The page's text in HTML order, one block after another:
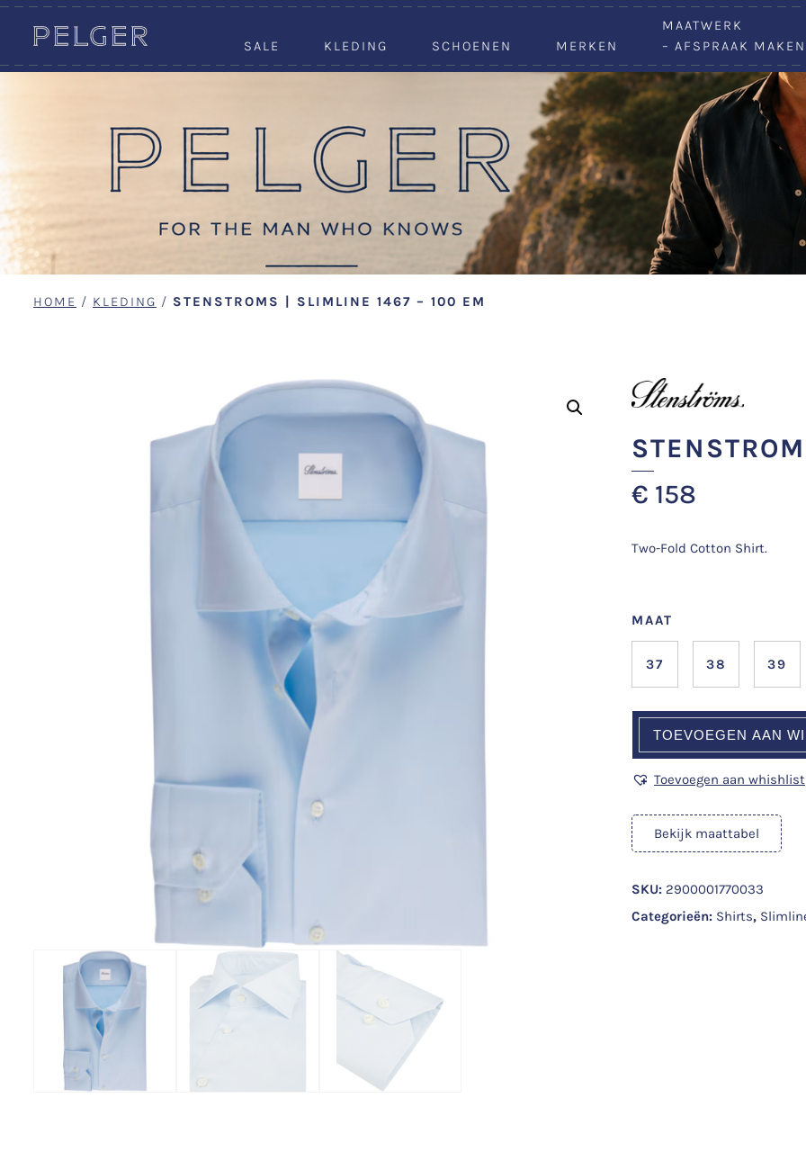
SALE KLEDING SCHOENEN MERKEN
MAATWERK
– AFSPRAAK
HOME / KLEDING / STENSTROMS | SLIMLINE 1467 – 100 EM
€ 158
Two-Fold Cotton Shirt.
MAAT
37 38 39
TOEVOEGEN AAN
Toevoegen aan whishlist
Bekijk maattabel
SKU: 2900001770033
Categorieën: Shirts,